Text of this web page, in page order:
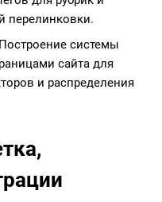
перелинковки.
Построение системы
сайта для
и распределения